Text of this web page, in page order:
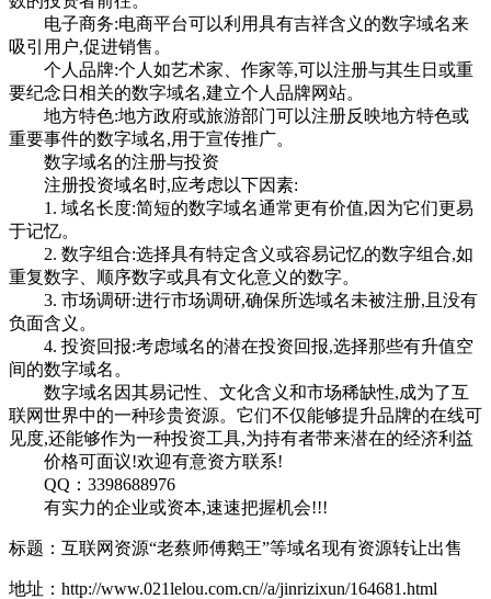
电子商务:电商平台可以利用具有吉祥含义的数字域名来
吸引用户,促进销售。
个人品牌:个人如艺术家、作家等,可以注册与其生日或重
要纪念日相关的数字域名,建立个人品牌网站。
地方特色:地方政府或旅游部门可以注册反映地方特色或
重要事件的数字域名,用于宣传推广。
数字域名的注册与投资
注册投资域名时,应考虑以下因素:
1. 域名长度:简短的数字域名通常更有价值,因为它们更易
于记忆。
2. 数字组合:选择具有特定含义或容易记忆的数字组合,如
重复数字、顺序数字或具有文化意义的数字。
3. 市场调研:进行市场调研,确保所选域名未被注册,且没有
负面含义。
4. 投资回报:考虑域名的潜在投资回报,选择那些有升值空
间的数字域名。
数字域名因其易记性、文化含义和市场稀缺性,成为了互
联网世界中的一种珍贵资源。它们不仅能够提升品牌的在线可
见度,还能够作为一种投资工具,为持有者带来潜在的经济利益
价格可面议!欢迎有意资方联系!
QQ：3398688976
有实力的企业或资本,速速把握机会!!!
标题：互联网资源“老蔡师傅鹅王”等域名现有资源转让出售
地址：http://www.021lelou.com.cn//a/jinrizixun/164681.html